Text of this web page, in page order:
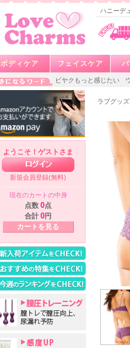
ハニーデ
ボディケア フェイスケア
ビヤクもっと感じたい
ようこそ！ゲストさま
新規会員登録(無料)
現在のカートの中身
点数 0点
合計 0円
カートを見る
ラブグッ